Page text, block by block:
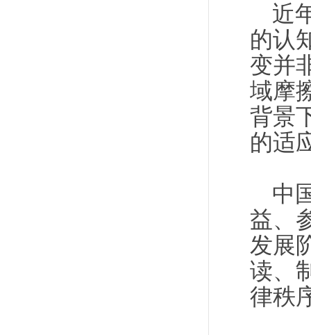
近
的认
变并
域摩
背景
的适
中
益、
发展
读、
律秩